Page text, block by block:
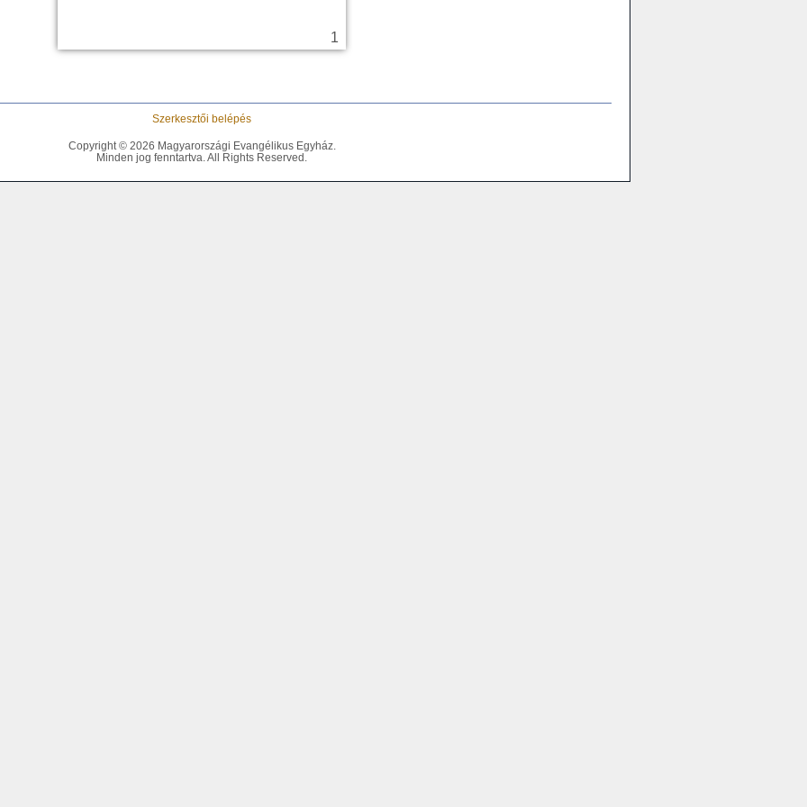
Szerkesztői belépés
Copyright © 2026 Magyarországi Evangélikus Egyház.
Minden jog fenntartva. All Rights Reserved.